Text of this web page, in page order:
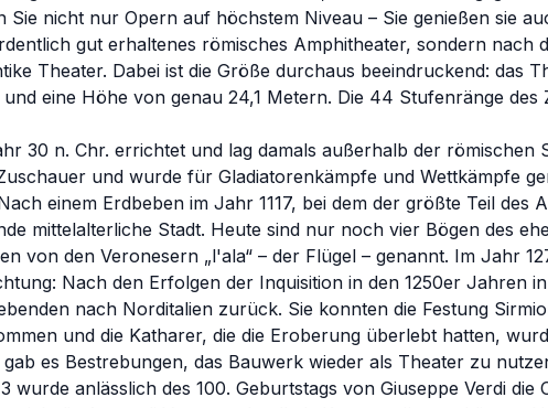
Sie nicht nur Opern auf höchstem Niveau – Sie genießen sie
gut erhaltenes römisches Amphitheater, sondern nach
Theater. Dabei ist die Größe durchaus beeindruckend: das
eine Höhe von genau 24,1 Metern. Die 44 Stufenränge
30 n. Chr. errichtet und lag damals außerhalb der römischen
und wurde für Gladiatorenkämpfe und Wettkämpfe
einem Erdbeben im Jahr 1117, bei dem der größte Teil
mittelalterliche Stadt. Heute sind nur noch vier Bögen des
von den Veronesern „l'ala“ – der Flügel – genannt. Im Jahr
Nach den Erfolgen der Inquisition in den 1250er Jahren
nach Norditalien zurück. Sie konnten die Festung
und die Katharer, die die Eroberung überlebt hatten,
es Bestrebungen, das Bauwerk wieder als Theater zu
wurde anlässlich des 100. Geburtstags von Giuseppe Verdi